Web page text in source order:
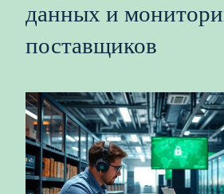
данных и
поставщиков